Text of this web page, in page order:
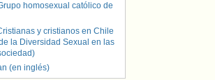
homosexual católico de
y cristianos en Chile
la Diversidad Sexual en las
(en inglés)